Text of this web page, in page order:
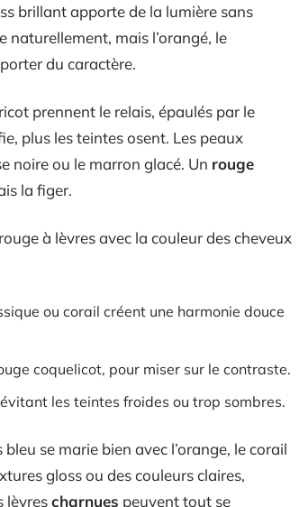
brillant apporte de la lumière sans
naturellement, mais l’orangé, le
du caractère.
prennent le relais, épaulés par le
plus les teintes osent. Les peaux
noire ou le marron glacé. Un rouge
la figer.
à lèvres avec la couleur des cheveux
ou corail créent une harmonie douce
coquelicot, pour miser sur le contraste.
les teintes froides ou trop sombres.
se marie bien avec l’orange, le corail
gloss ou des couleurs claires,
lèvrescharnues peuvent tout se